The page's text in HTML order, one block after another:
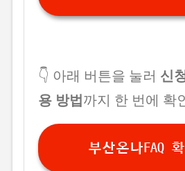
👇 아래 버튼을 눌러 신
용 방법까지 한 번에 확
부산온나FAQ